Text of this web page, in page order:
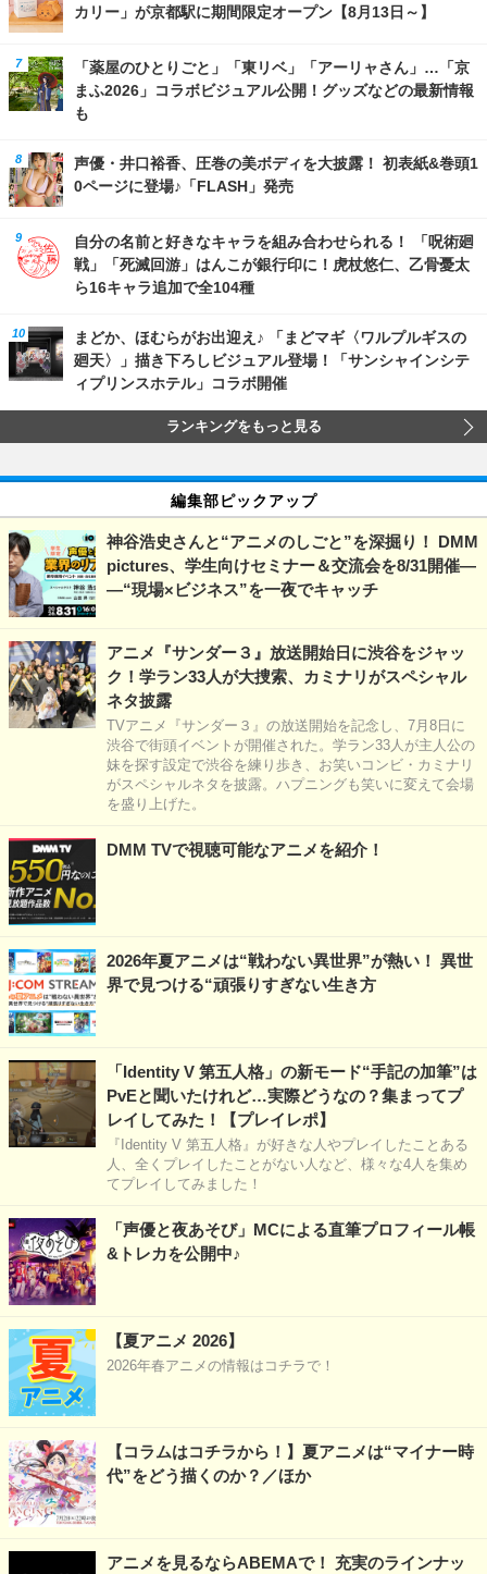
カリー」が京都駅に期間限定オープン【8月13日～】
「薬屋のひとりごと」「東リベ」「アーリャさん」…「京
まふ2026」コラボビジュアル公開！グッズなどの最新情報
も
声優・井口裕香、圧巻の美ボディを大披露！ 初表紙&巻頭1
0ページに登場♪「FLASH」発売
自分の名前と好きなキャラを組み合わせられる！ 「呪術廻
戦」「死滅回游」はんこが銀行印に！虎杖悠仁、乙骨憂太
ら16キャラ追加で全104種
まどか、ほむらがお出迎え♪ 「まどマギ〈ワルプルギスの
廻天〉」描き下ろしビジュアル登場！「サンシャインシテ
ィプリンスホテル」コラボ開催
ランキングをもっと見る
編集部ピックアップ
神谷浩史さんと“アニメのしごと”を深掘り！ DMM
pictures、学生向けセミナー＆交流会を8/31開催―
―“現場×ビジネス”を一夜でキャッチ
アニメ『サンダー３』放送開始日に渋谷をジャッ
ク！学ラン33人が大捜索、カミナリがスペシャル
ネタ披露
TVアニメ『サンダー３』の放送開始を記念し、7月8日に
渋谷で街頭イベントが開催された。学ラン33人が主人公の
妹を探す設定で渋谷を練り歩き、お笑いコンビ・カミナリ
がスペシャルネタを披露。ハプニングも笑いに変えて会場
を盛り上げた。
DMM TVで視聴可能なアニメを紹介！
2026年夏アニメは“戦わない異世界”が熱い！ 異世
界で見つける“頑張りすぎない生き方
「Identity V 第五人格」の新モード“手記の加筆”は
PvEと聞いたけれど…実際どうなの？集まってプ
レイしてみた！【プレイレポ】
『Identity V 第五人格』が好きな人やプレイしたことある
人、全くプレイしたことがない人など、様々な4人を集め
てプレイしてみました！
「声優と夜あそび」MCによる直筆プロフィール帳
&トレカを公開中♪
【夏アニメ 2026】
2026年春アニメの情報はコチラで！
【コラムはコチラから！】夏アニメは“マイナー時
代”をどう描くのか？／ほか
アニメを見るならABEMAで！ 充実のラインナッ